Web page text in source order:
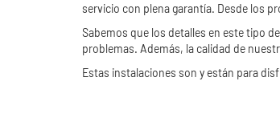
servicio con plena garantía. Desde los
Sabemos que los detalles en este tipo
problemas. Además, la calidad de
Estas instalaciones son y están para